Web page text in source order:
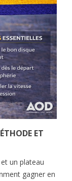
ET
un plateau
gagner en